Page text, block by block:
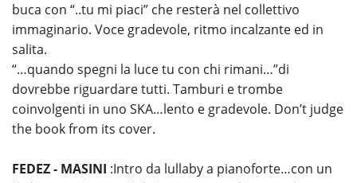
buca con “..tu mi piaci” che resterà nel collettivo
immaginario. Voce gradevole, ritmo incalzante ed in
salita.
“…quando spegni la luce tu con chi rimani…”di
dovrebbe riguardare tutti. Tamburi e trombe
coinvolgenti in uno SKA…lento e gradevole. Don’t judge
the book from its cover.
FEDEZ - MASINI :Intro da lullaby a pianoforte…con un